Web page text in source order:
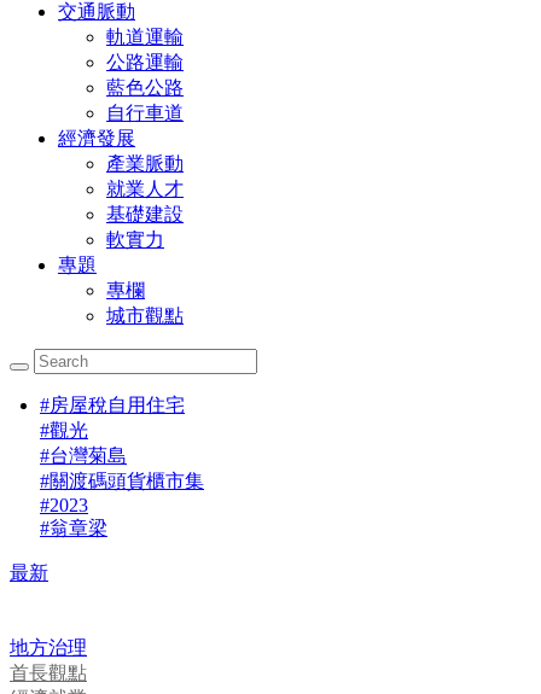
交通脈動
軌道運輸
公路運輸
藍色公路
自行車道
經濟發展
產業脈動
就業人才
基礎建設
軟實力
專題
專欄
城市觀點
#房屋稅自用住宅
#觀光
#台灣菊島
#關渡碼頭貨櫃市集
#2023
#翁章梁
最新
地方治理
首長觀點